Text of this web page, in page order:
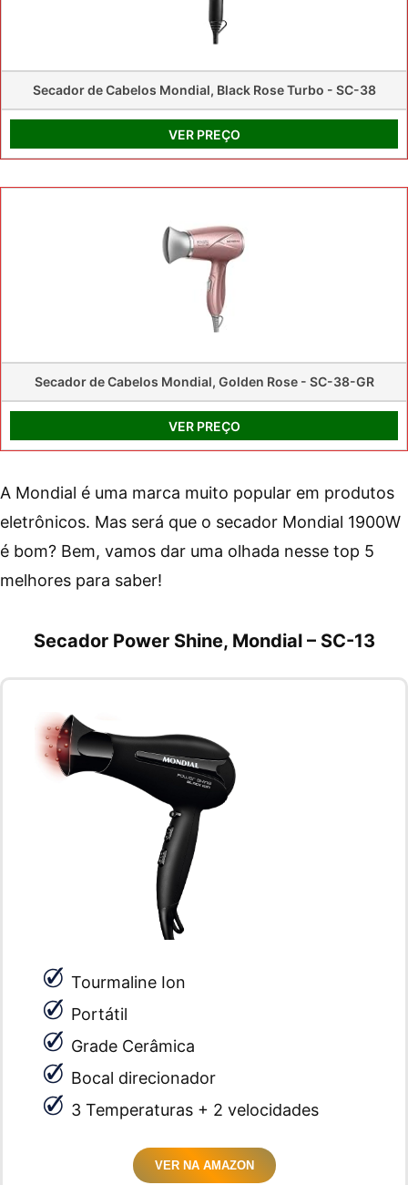
Secador de Cabelos Mondial, Black Rose Turbo - SC-38
VER PREÇO
Secador de Cabelos Mondial, Golden Rose - SC-38-GR
VER PREÇO
A Mondial é uma marca muito popular em produtos
eletrônicos. Mas será que o secador Mondial 1900W
é bom? Bem, vamos dar uma olhada nesse top 5
melhores para saber!
Secador Power Shine, Mondial – SC-13
Tourmaline Ion
Portátil
Grade Cerâmica
Bocal direcionador
3 Temperaturas + 2 velocidades
VER NA AMAZON